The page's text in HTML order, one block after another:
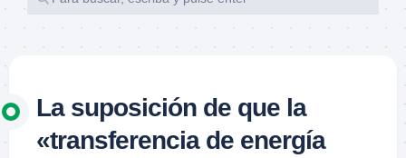
La suposición de que la
«transferencia de energía